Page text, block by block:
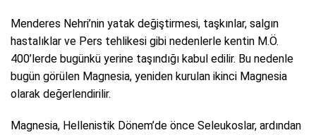
Menderes Nehri’nin yatak değiştirmesi, taşkınlar, salgın
hastalıklar ve Pers tehlikesi gibi nedenlerle kentin M.Ö.
400’lerde bugünkü yerine taşındığı kabul edilir. Bu nedenle
bugün görülen Magnesia, yeniden kurulan ikinci Magnesia
olarak değerlendirilir.
Magnesia, Hellenistik Dönem’de önce Seleukoslar, ardından